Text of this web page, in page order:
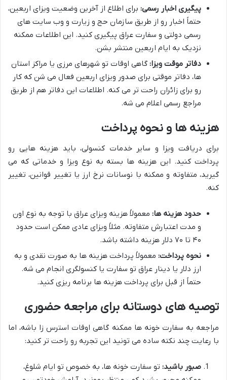
پیگیری اخبار رسمی: برای اطلاع از آخرین وضعیت ویزای اربعین،
حتماً اخبار رو از طریق سازمان حج و زیارت و وب سایت های
رسمی دولتی و سفارت عراق پیگیری کنید. این اطلاعات ممکنه
نزدیک به ایام اربعین منتشر بشن.
دفاتر موقت ویزا: گاهی اوقات تو شهرهای مرزی یا مراکز استان
ها، دفاتر موقتی برای صدور ویزای اربعین فعال می شن که کار
رو برای زائران راحت تر می کنه. اطلاعات این دفاتر هم از طریق
مراجع رسمی اعلام می شه.
هزینه ها و نحوه پرداخت
برای دریافت ویزا و سایر خدمات کنسولی، باید هزینه هایی رو
پرداخت کنید. این هزینه ها بسته به نوع ویزا و خدماتی که می
گیرید، متفاوته و ممکنه با نوسانات نرخ ارز یا تغییر قوانین، تغییر
کنه.
حدود هزینه ها: معمولاً هزینه ویزای عراق با توجه به نوع اون
و مدت اعتبارش متفاوته. مثلاً ویزای عادی ممکن است حدود
۴۰ تا ۷۰ دلار هزینه داشته باشد.
نحوه پرداخت: معمولاً پرداخت هزینه ها به صورت نقدی و به
ارز دلار یا دینار عراق تو سفارت یا کنسولگری انجام می شه.
حتماً از قبل برای پرداخت هزینه ها برنامه ریزی کنید.
توصیه های دوستانه برای مراجعه حضوری
مراجعه به سفارت خونه ها ممکنه گاهی اوقات استرس زا باشه، اما
با رعایت چند نکته ساده می تونید این تجربه رو راحت تر کنید:
صبور باشید: تو سفارت خونه ها، به خصوص تو ایام شلوغ،